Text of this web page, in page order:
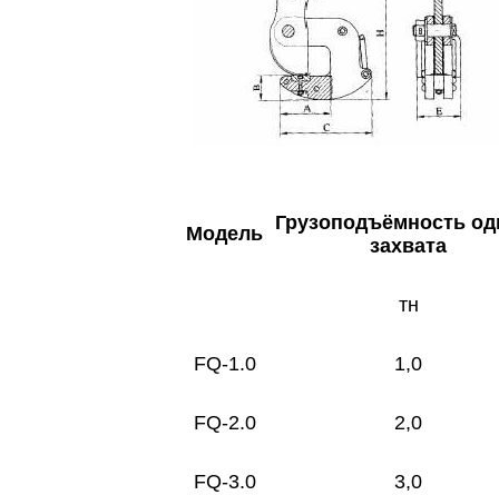
Модель Грузоподъёмность
захвата
тн
FQ-1.0 1,0
FQ-2.0 2,0
FQ-3.0 3,0